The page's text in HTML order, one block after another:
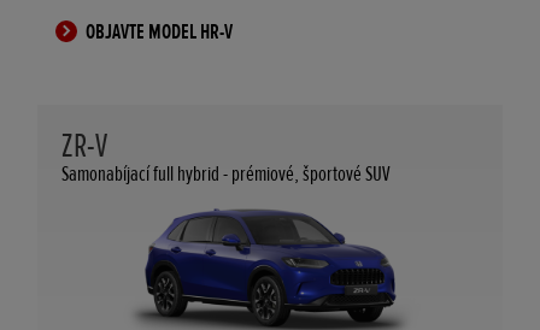
OBJAVTE MODEL HR-V
ZR-V
Samonabíjací full hybrid - prémiové, športové SUV